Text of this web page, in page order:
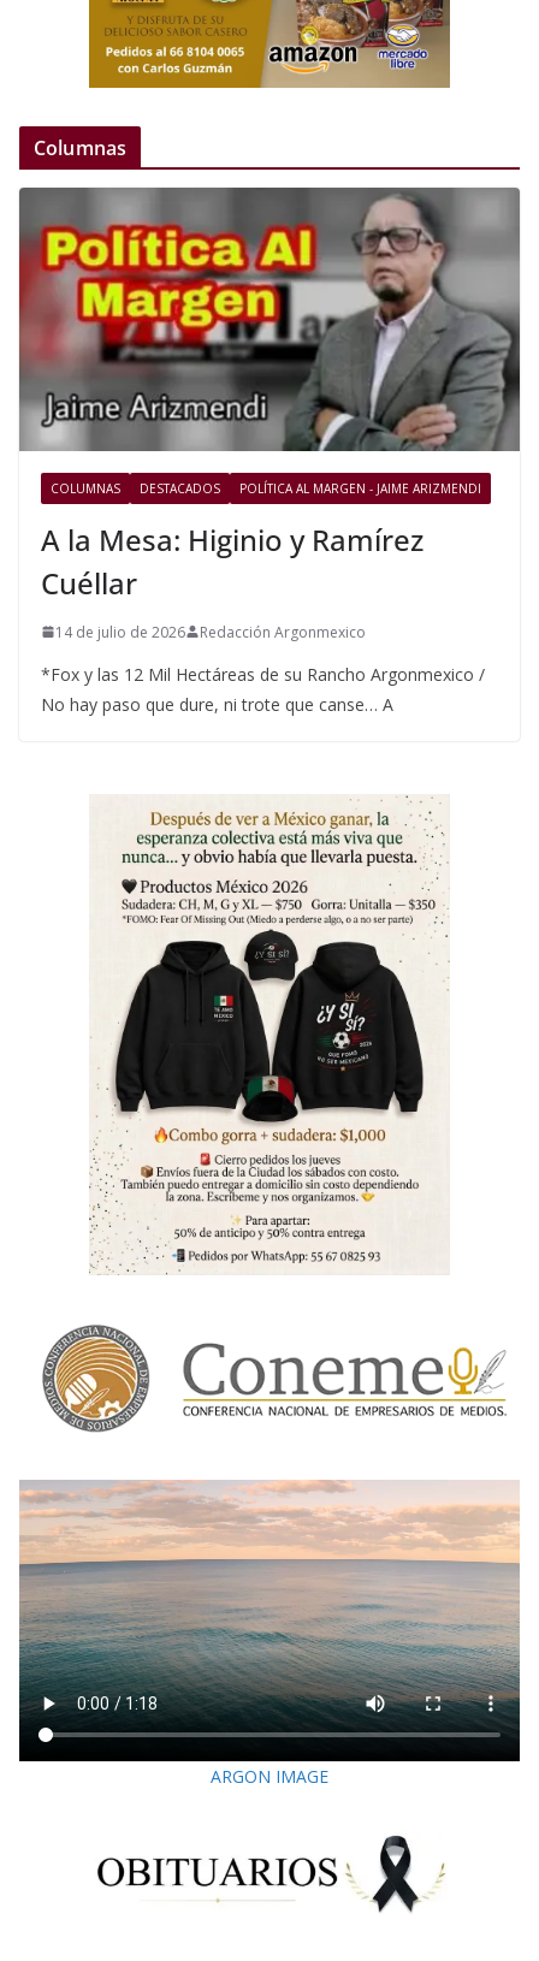
Columnas
COLUMNAS DESTACADOS POLÍTICA AL MARGEN - JAIME ARIZMENDI
A la Mesa: Higinio y Ramírez
Cuéllar
14 de julio de 2026 Redacción Argonmexico
*Fox y las 12 Mil Hectáreas de su Rancho Argonmexico /
No hay paso que dure, ni trote que canse… A
ARGON IMAGE